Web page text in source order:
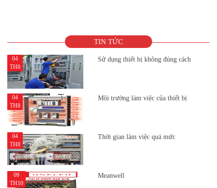
TIN TỨC
04
TH8
Sử dụng thiết bị không đúng cách
04
TH8
Môi trường làm việc của thiết bị
04
TH8
Thời gian làm việc quá mức
09
TH10
Meanwell